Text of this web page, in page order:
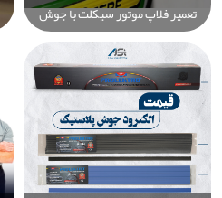
تعمیر فلاپ موتور سیکلت با جوش
پلاستیک | آموزش گام به گام، نکات
حرفه‌ای و انتخاب الکترود مناسب